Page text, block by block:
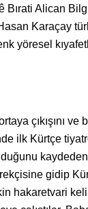
Alican
Karaçay
yöresel
çıkışını
ilk Kürtçe
gidip
hakaretvari